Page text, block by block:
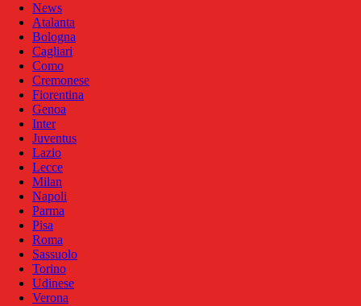
News
Atalanta
Bologna
Cagliari
Como
Cremonese
Fiorentina
Genoa
Inter
Juventus
Lazio
Lecce
Milan
Napoli
Parma
Pisa
Roma
Sassuolo
Torino
Udinese
Verona